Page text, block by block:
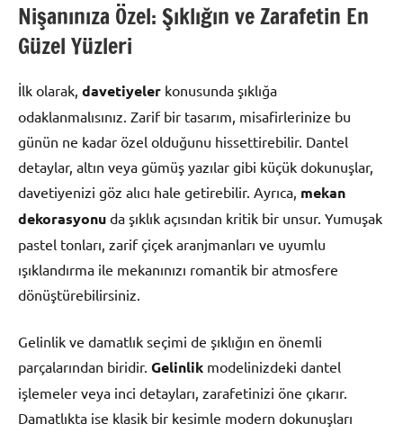
Nişanınıza Özel: Şıklığın ve Zarafetin En
Güzel Yüzleri
İlk olarak, davetiyeler konusunda şıklığa
odaklanmalısınız. Zarif bir tasarım, misafirlerinize bu
günün ne kadar özel olduğunu hissettirebilir. Dantel
detaylar, altın veya gümüş yazılar gibi küçük dokunuşlar,
davetiyenizi göz alıcı hale getirebilir. Ayrıca, mekan
dekorasyonu da şıklık açısından kritik bir unsur. Yumuşak
pastel tonları, zarif çiçek aranjmanları ve uyumlu
ışıklandırma ile mekanınızı romantik bir atmosfere
dönüştürebilirsiniz.
Gelinlik ve damatlık seçimi de şıklığın en önemli
parçalarından biridir. Gelinlik modelinizdeki dantel
işlemeler veya inci detayları, zarafetinizi öne çıkarır.
Damatlıkta ise klasik bir kesimle modern dokunuşları